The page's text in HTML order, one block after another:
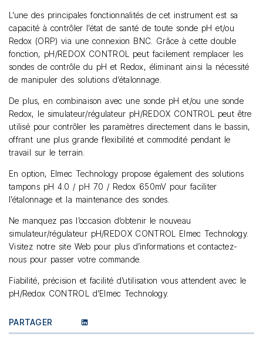
L’une des principales fonctionnalités de cet instrument est sa
capacité à contrôler l’état de santé de toute sonde pH et/ou
Redox (ORP) via une connexion BNC. Grâce à cette double
fonction, pH/REDOX CONTROL peut facilement remplacer les
sondes de contrôle du pH et Redox, éliminant ainsi la nécessité
de manipuler des solutions d’étalonnage.
De plus, en combinaison avec une sonde pH et/ou une sonde
Redox, le simulateur/régulateur pH/REDOX CONTROL peut être
utilisé pour contrôler les paramètres directement dans le bassin,
offrant une plus grande flexibilité et commodité pendant le
travail sur le terrain.
En option, Elmec Technology propose également des solutions
tampons pH 4.0 / pH 7.0 / Redox 650mV pour faciliter
l’étalonnage et la maintenance des sondes.
Ne manquez pas l’occasion d’obtenir le nouveau
simulateur/régulateur pH/REDOX CONTROL Elmec Technology.
Visitez notre site Web pour plus d’informations et contactez-
nous pour passer votre commande.
Fiabilité, précision et facilité d’utilisation vous attendent avec le
pH/Redox CONTROL d’Elmec Technology.
PARTAGER